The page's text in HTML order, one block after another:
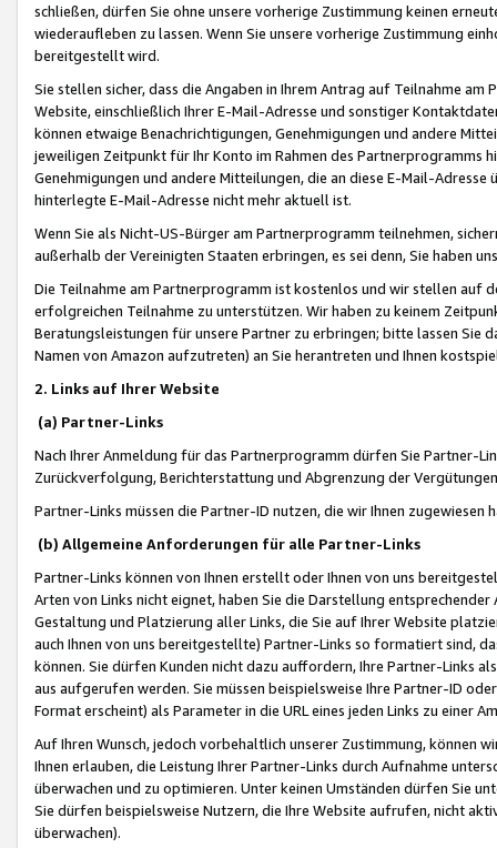
schließen, dürfen Sie ohne unsere vorherige Zustimmung keinen
wiederaufleben zu lassen. Wenn Sie unsere vorherige Zustimmung
bereitgestellt wird.
Sie stellen sicher, dass die Angaben in Ihrem Antrag auf Teilnahme
Website, einschließlich Ihrer E-Mail-Adresse und sonstiger
können etwaige Benachrichtigungen, Genehmigungen und andere
jeweiligen Zeitpunkt für Ihr Konto im Rahmen des Partnerprogramms
Genehmigungen und andere Mitteilungen, die an diese E-Mail-
hinterlegte E-Mail-Adresse nicht mehr aktuell ist.
Wenn Sie als Nicht-US-Bürger am Partnerprogramm teilnehmen,
außerhalb der Vereinigten Staaten erbringen, es sei denn, Sie haben
Die Teilnahme am Partnerprogramm ist kostenlos und wir stellen auf
erfolgreichen Teilnahme zu unterstützen. Wir haben zu keinem
Beratungsleistungen für unsere Partner zu erbringen; bitte lassen Sie
Namen von Amazon aufzutreten) an Sie herantreten und Ihnen
2. Links auf Ihrer Website
(a) Partner-Links
Nach Ihrer Anmeldung für das Partnerprogramm dürfen Sie Partner-
Zurückverfolgung, Berichterstattung und Abgrenzung der
Partner-Links müssen die Partner-ID nutzen, die wir Ihnen zugewiesen
(b) Allgemeine Anforderungen für alle Partner-Links
Partner-Links können von Ihnen erstellt oder Ihnen von uns
Arten von Links nicht eignet, haben Sie die Darstellung
Gestaltung und Platzierung aller Links, die Sie auf Ihrer Website
auch Ihnen von uns bereitgestellte) Partner-Links so formatiert sind,
können. Sie dürfen Kunden nicht dazu auffordern, Ihre Partner-Links
aus aufgerufen werden. Sie müssen beispielsweise Ihre Partner-ID
Format erscheint) als Parameter in die URL eines jeden Links zu einer
Auf Ihren Wunsch, jedoch vorbehaltlich unserer Zustimmung, können
Ihnen erlauben, die Leistung Ihrer Partner-Links durch Aufnahme
überwachen und zu optimieren. Unter keinen Umständen dürfen Sie
Sie dürfen beispielsweise Nutzern, die Ihre Website aufrufen, nicht
überwachen).